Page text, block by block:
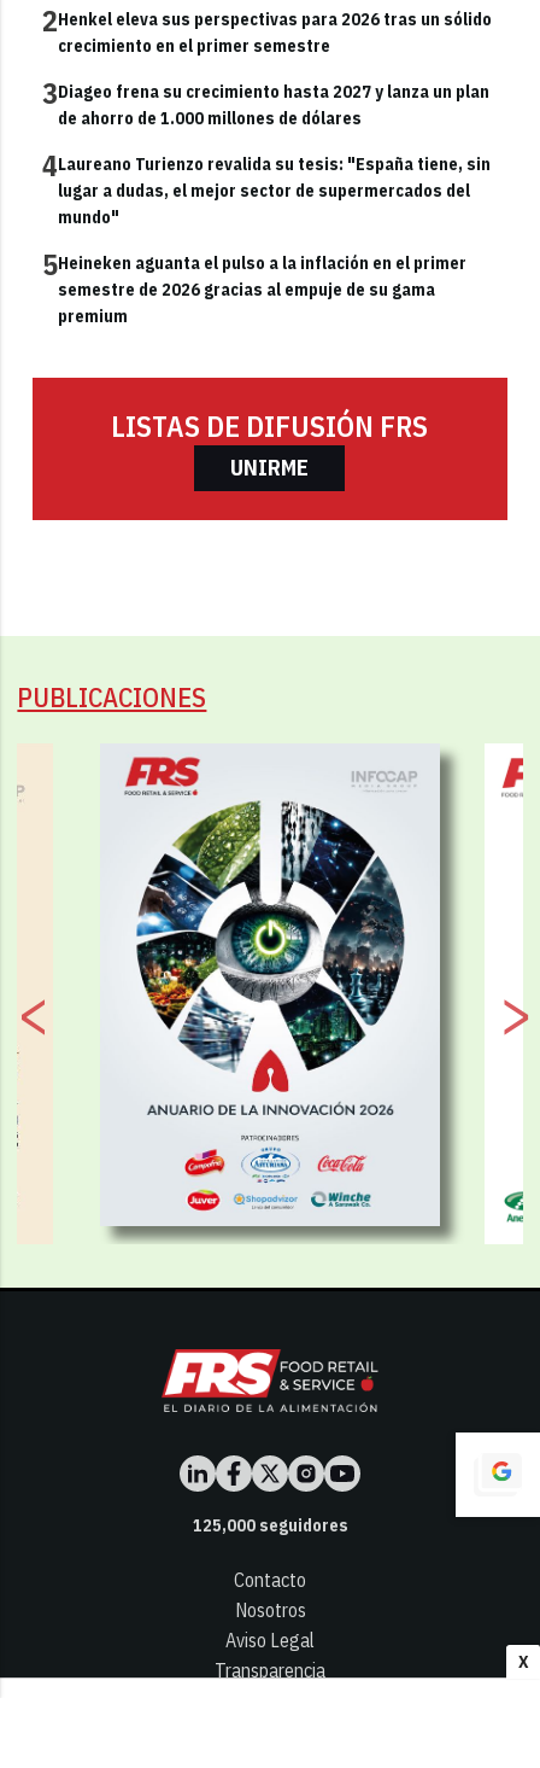
X
2Henkel eleva sus perspectivas para 2026 tras un sólido
crecimiento en el primer semestre
3Diageo frena su crecimiento hasta 2027 y lanza un plan
de ahorro de 1.000 millones de dólares
4Laureano Turienzo revalida su tesis: "España tiene, sin
lugar a dudas, el mejor sector de supermercados del
mundo"
5Heineken aguanta el pulso a la inflación en el primer
semestre de 2026 gracias al empuje de su gama
premium
LISTAS DE DIFUSIÓN FRS
UNIRME
PUBLICACIONES
125,000seguidores
Contacto
Nosotros
Aviso Legal
Transparencia